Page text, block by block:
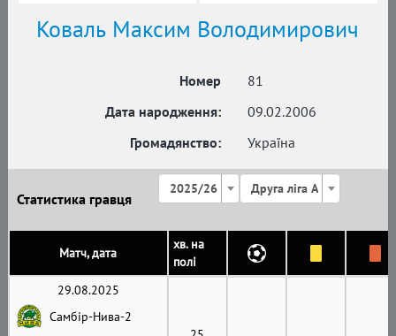
Коваль Максим Володимирович
Номер
81
Дата народження:
09.02.2006
Громадянство:
Україна
Статистика гравця
2025/26 Друга ліга А
Матч, дата
хв. на
полі
29.08.2025
Самбір-Нива-2